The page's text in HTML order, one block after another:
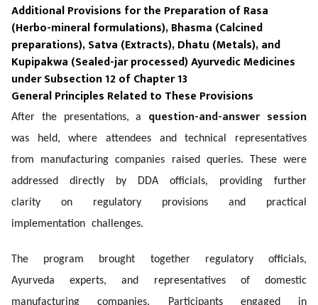
Additional Provisions for the Preparation of Rasa
(Herbo-mineral formulations), Bhasma (Calcined
preparations), Satva (Extracts), Dhatu (Metals), and
Kupipakwa (Sealed-jar processed) Ayurvedic Medicines
under Subsection 12 of Chapter 13
General Principles Related to These Provisions
After the presentations, a question-and-answer session
was held, where attendees and technical representatives
from manufacturing companies raised queries. These were
addressed directly by DDA officials, providing further
clarity on regulatory provisions and practical
implementation challenges.
The program brought together regulatory officials,
Ayurveda experts, and representatives of domestic
manufacturing companies. Participants engaged in